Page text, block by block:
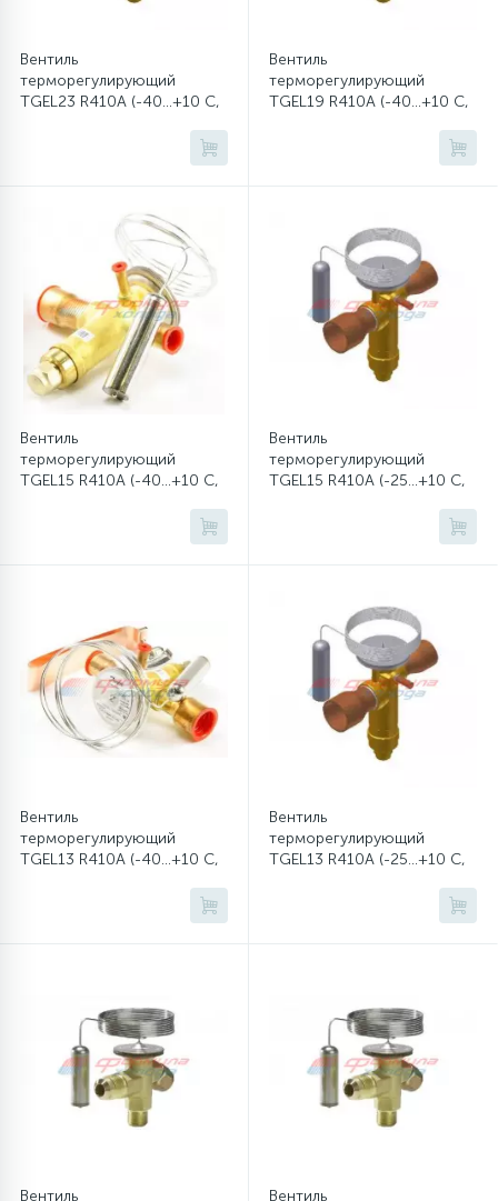
Вентиль
терморегулирующий
TGEL23 R410A (-40...+10 C,
Вентиль
терморегулирующий
TGEL19 R410A (-40...+10 C,
Вентиль
терморегулирующий
TGEL15 R410A (-40...+10 C,
Вентиль
терморегулирующий
TGEL15 R410A (-25...+10 C,
Вентиль
терморегулирующий
TGEL13 R410A (-40...+10 C,
Вентиль
терморегулирующий
TGEL13 R410A (-25...+10 C,
Вентиль
Вентиль